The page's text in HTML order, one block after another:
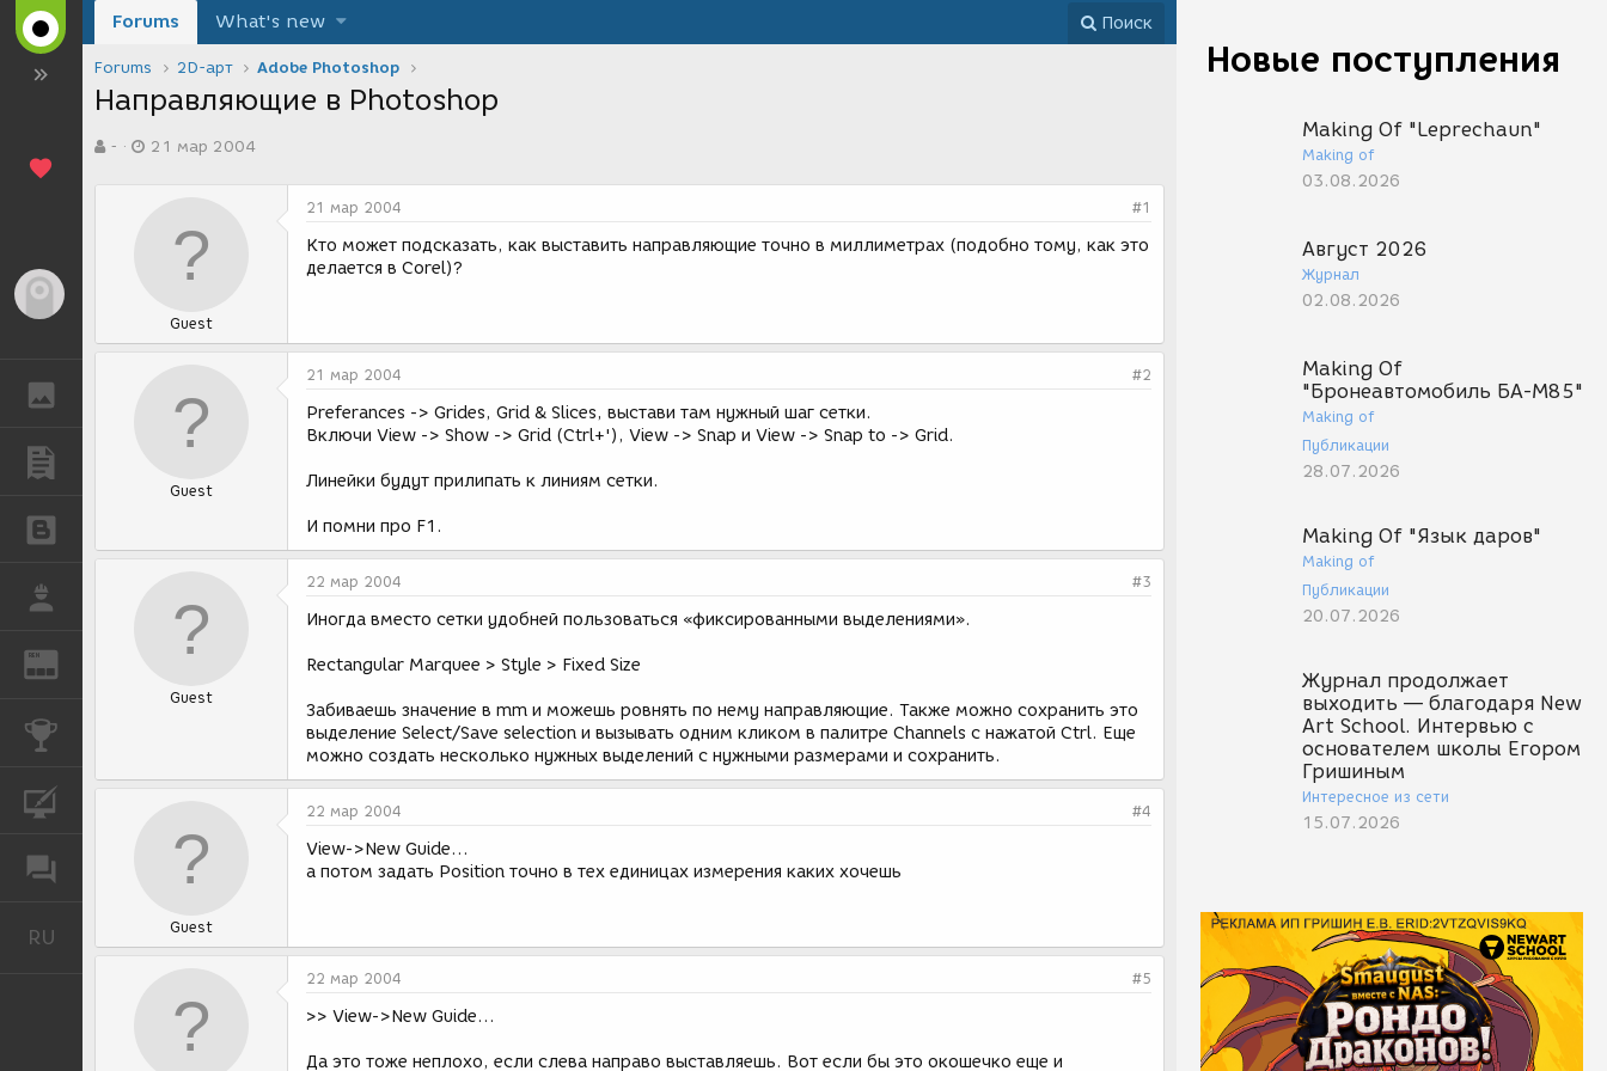
REN
RU
Новые поступления
Making Of "Leprechaun"
Making of
03.08.2026
Август 2026
Журнал
02.08.2026
Making Of
"Бронеавтомобиль БА-М85"
Making of
Публикации
28.07.2026
Making Of "Язык даров"
Making of
Публикации
20.07.2026
Журнал продолжает
выходить — благодаря New
Art School. Интервью с
основателем школы Егором
Гришиным
Интересное из сети
15.07.2026
Forums What's new Поиск
Forums 2D-арт Adobe Photoshop
Направляющие в Photoshop
в-
а
и
21 мар 2004
Guest
21 мар 2004 #1
Кто может подсказать, как выставить направляющие точно в миллиметрах (подобно тому, как это
делается в Corel)?
Guest
21 мар 2004 #2
Preferances -> Grides, Grid & Slices, выстави там нужный шаг сетки.
Включи View -> Show -> Grid (Ctrl+'), View -> Snap и View -> Snap to -> Grid.
Линейки будут прилипать к линиям сетки.
И помни про F1.
Guest
22 мар 2004 #3
Иногда вместо сетки удобней пользоваться «фиксированными выделениями».
Rectangular Marquee > Style > Fixed Size
Забиваешь значение в mm и можешь ровнять по нему направляющие. Также можно сохранить это
выделение Select/Save selection и вызывать одним кликом в палитре Channels с нажатой Ctrl. Еще
можно создать несколько нужных выделений с нужными размерами и сохранить.
Guest
22 мар 2004 #4
View->New Guide...
а потом задать Position точно в тех единицах измерения каких хочешь
22 мар 2004 #5
>> View->New Guide...
Да это тоже неплохо, если слева направо выставляешь. Вот если бы это окошечко еще и